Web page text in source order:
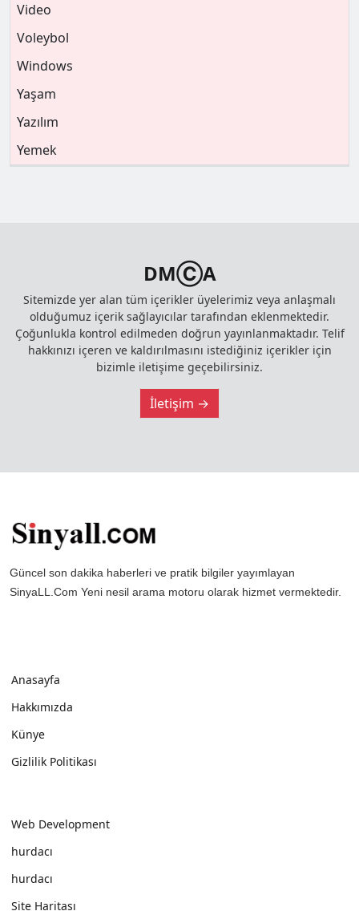
Video
Voleybol
Windows
Yaşam
Yazılım
Yemek
DMⒸA
Sitemizde yer alan tüm içerikler üyelerimiz veya anlaşmalı
olduğumuz içerik sağlayıcılar tarafından eklenmektedir.
Çoğunlukla kontrol edilmeden doğrun yayınlanmaktadır. Telif
hakkınızı içeren ve kaldırılmasını istediğiniz içerikler için
bizimle iletişime geçebilirsiniz.
İletişim →
Güncel son dakika haberleri ve pratik bilgiler yayımlayan
SinyaLL.Com Yeni nesil arama motoru olarak hizmet vermektedir.
Anasayfa
Hakkımızda
Künye
Gizlilik Politikası
Web Development
hurdacı
hurdacı
Site Haritası